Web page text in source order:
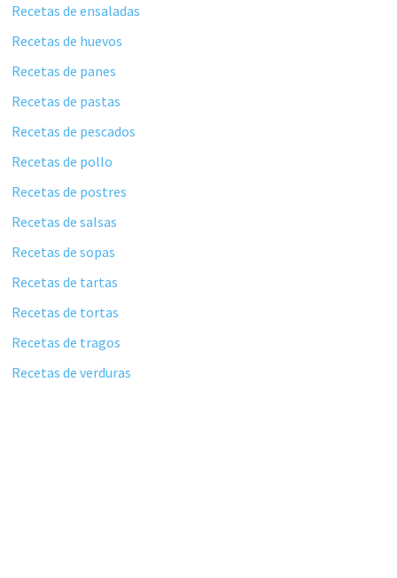
Recetas de ensaladas
Recetas de huevos
Recetas de panes
Recetas de pastas
Recetas de pescados
Recetas de pollo
Recetas de postres
Recetas de salsas
Recetas de sopas
Recetas de tartas
Recetas de tortas
Recetas de tragos
Recetas de verduras